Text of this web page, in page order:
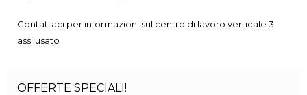
Contattaci per informazioni sul centro di lavoro verticale 3
assi usato
OFFERTE SPECIALI!